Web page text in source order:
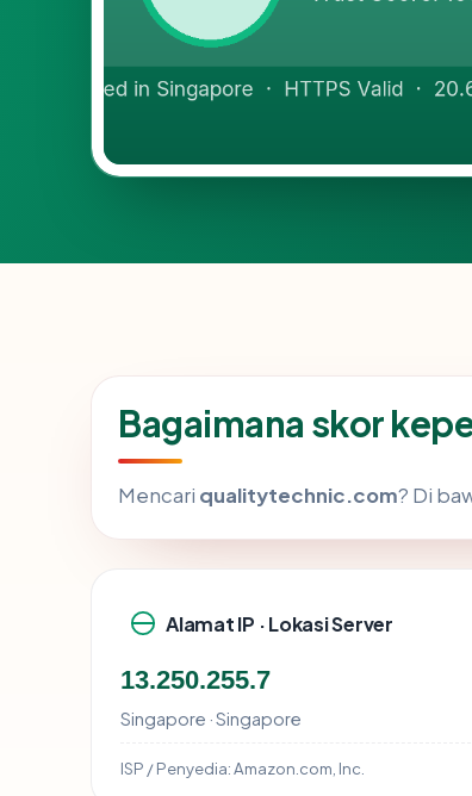
Bagaimana skor
Mencari qualitytechnic.com? Di
Alamat IP · Lokasi Server
13.250.255.7
Singapore · Singapore
ISP / Penyedia:Amazon.com, Inc.